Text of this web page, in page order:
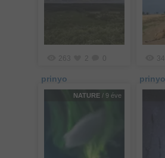
263 2
prinyo prinyo
NATURE / 9 éve